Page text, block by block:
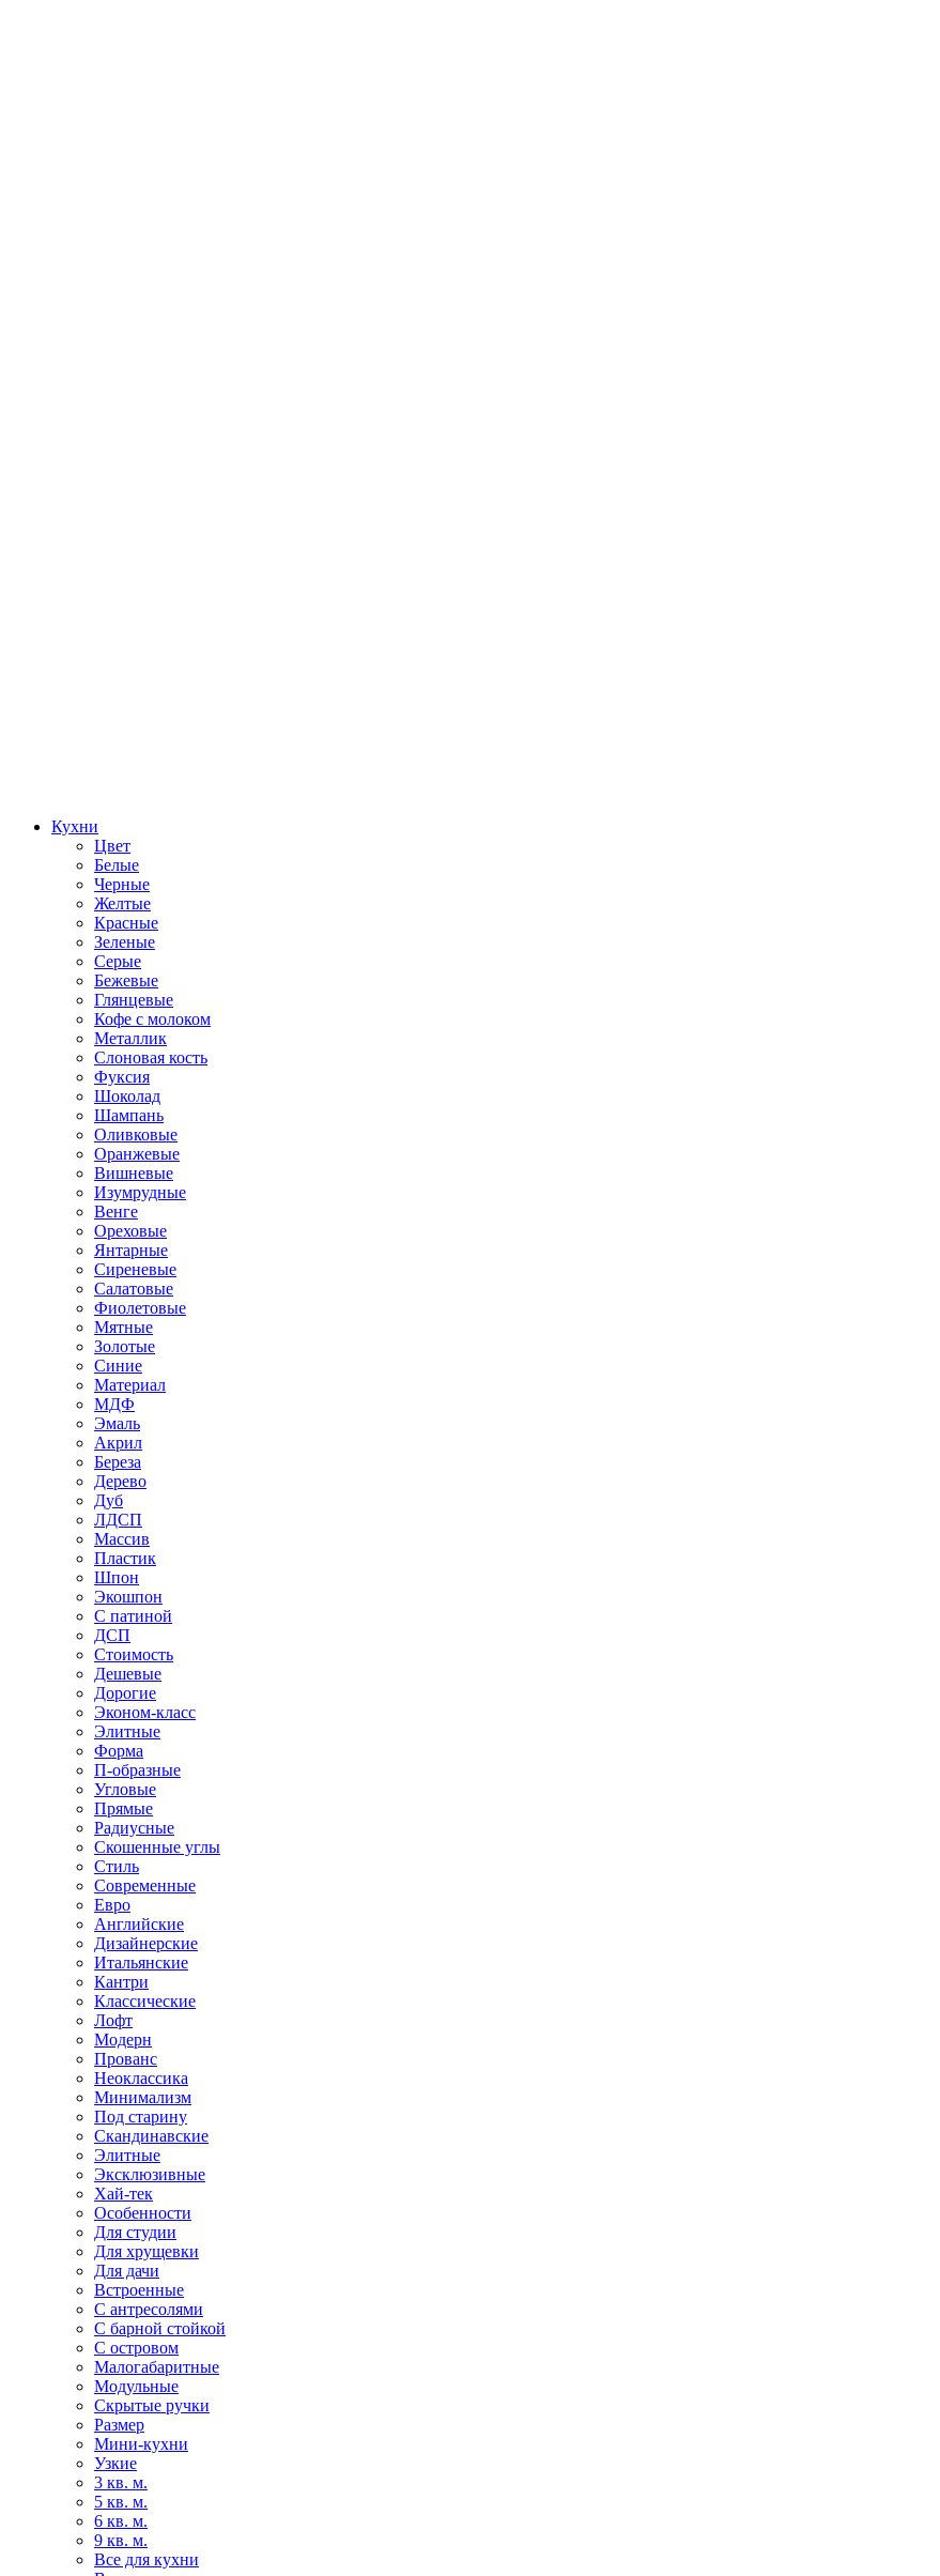
Кухни
Цвет
Белые
Черные
Желтые
Красные
Зеленые
Серые
Бежевые
Глянцевые
Кофе с молоком
Металлик
Слоновая кость
Фуксия
Шоколад
Шампань
Оливковые
Оранжевые
Вишневые
Изумрудные
Венге
Ореховые
Янтарные
Сиреневые
Салатовые
Фиолетовые
Мятные
Золотые
Синие
Материал
МДФ
Эмаль
Акрил
Береза
Дерево
Дуб
ЛДСП
Массив
Пластик
Шпон
Экошпон
С патиной
ДСП
Стоимость
Дешевые
Дорогие
Эконом-класс
Элитные
Форма
П-образные
Угловые
Прямые
Радиусные
Скошенные углы
Стиль
Современные
Евро
Английские
Дизайнерские
Итальянские
Кантри
Классические
Лофт
Модерн
Прованс
Неоклассика
Минимализм
Под старину
Скандинавские
Элитные
Эксклюзивные
Хай-тек
Особенности
Для студии
Для хрущевки
Для дачи
Встроенные
С антресолями
С барной стойкой
С островом
Малогабаритные
Модульные
Скрытые ручки
Размер
Мини-кухни
Узкие
3 кв. м.
5 кв. м.
6 кв. м.
9 кв. м.
Все для кухни